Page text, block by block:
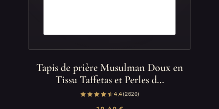
Tapis de prière Musulman Doux en
Tissu Taffetas et Perles d…
4,4(2 620)